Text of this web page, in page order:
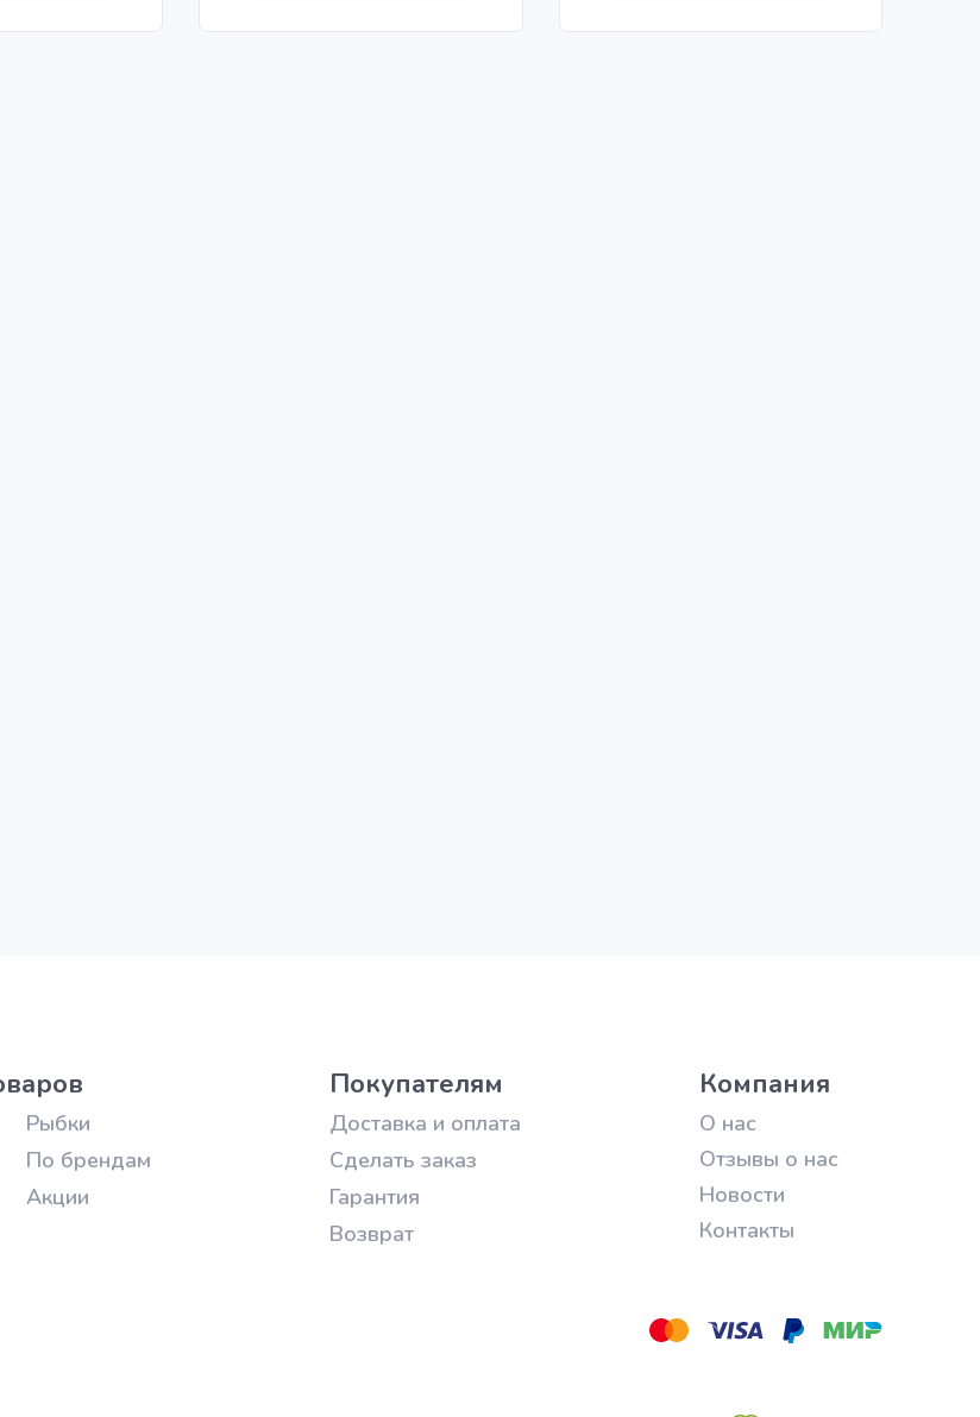
Рыбки
По брендам
Акции
Покупателям
Доставка и оплата
Сделать заказ
Гарантия
Возврат
Компания
О нас
Отзывы о нас
Новости
Контакты